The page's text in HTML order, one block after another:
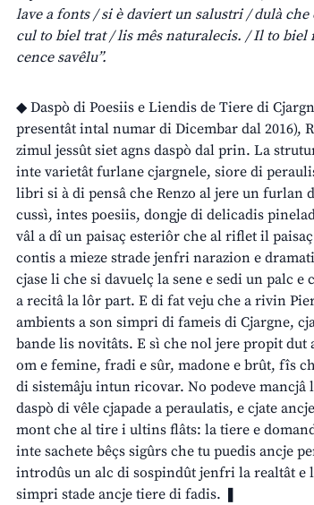
lave a fonts / si è daviert un salustri / dulà
cul to biel trat / lis mês naturalecis. / Il to
cence savêlu”.
◆ Daspò di Poesiis e Liendis de Tiere di
presentât intal numar di Dicembar dal 2016),
zimul jessût siet agns daspò dal prin. La
inte varietât furlane cjargnele, siore di
libri si à di pensâ che Renzo al jere un furlan
cussì, intes poesiis, dongje di delicadis
vâl a dî un paisaç esteriôr che al riflet il
contis a mieze strade jenfri narazion e
cjase li che si davuelç la sene e sedi un palc
a recitâ la lôr part. E di fat veju che a rivin
ambients a son simpri di fameis di Cjargne,
bande lis novitâts. E sì che nol jere propit
om e femine, fradi e sûr, madone e brût, fîs
di sistemâju intun ricovar. No podeve mancjâ
daspò di vêle cjapade a peraulatis, e cjate
mont che al tire i ultins flâts: la tiere e
inte sachete bêçs sigûrs che tu puedis ancje
introdûs un alc di sospindût jenfri la realtât e
simpri stade ancje tiere di fadis. ❚